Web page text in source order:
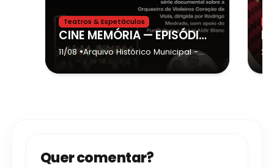
Teatros & Espetáculos
CINE MEMÓRIA — EPISÓDIO 1: A HISTÓRIA DA ORQUESTRA DE VIOLEIROS CORAÇÃO DA VIOLA
11/08•Arquivo Histórico Municipal-
Guarulhos
Quer comentar?